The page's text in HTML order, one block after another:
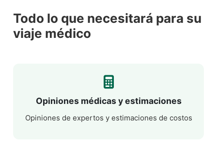
Todo lo que necesitará para su
viaje médico
Opiniones médicas y estimaciones
Opiniones de expertos y estimaciones de costos